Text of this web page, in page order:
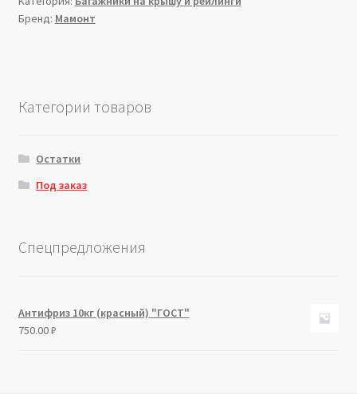
Бренд: Мамонт
Категории товаров
Остатки
Под заказ
Спецпредложения
Антифриз 10кг (красный) "ГОСТ"
750.00₽